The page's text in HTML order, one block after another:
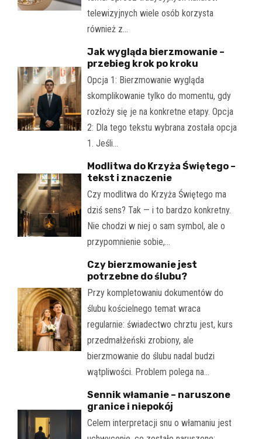
telewizyjnych wiele osób korzysta
również z…
Jak wygląda bierzmowanie –
przebieg krok po kroku
Opcja 1: Bierzmowanie wygląda
skomplikowanie tylko do momentu, gdy
rozłoży się je na konkretne etapy. Opcja
2: Dla tego tekstu wybrana została opcja
1. Jeśli…
Modlitwa do Krzyża Świętego –
tekst i znaczenie
Czy modlitwa do Krzyża Świętego ma
dziś sens? Tak — i to bardzo konkretny.
Nie chodzi w niej o sam symbol, ale o
przypomnienie sobie,…
Czy bierzmowanie jest
potrzebne do ślubu?
Przy kompletowaniu dokumentów do
ślubu kościelnego temat wraca
regularnie: świadectwo chrztu jest, kurs
przedmałżeński zrobiony, ale
bierzmowanie do ślubu nadal budzi
wątpliwości. Problem polega na…
Sennik włamanie – naruszone
granice i niepokój
Celem interpretacji snu o włamaniu jest